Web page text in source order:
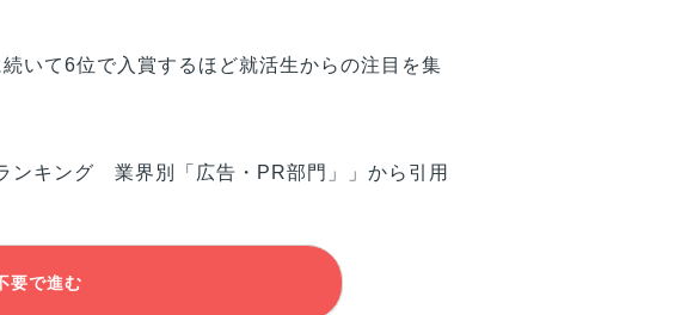
いて6位で入賞するほど就活生からの注目を集
ンキング 業界別「広告・PR部門」」から引用
要で進む